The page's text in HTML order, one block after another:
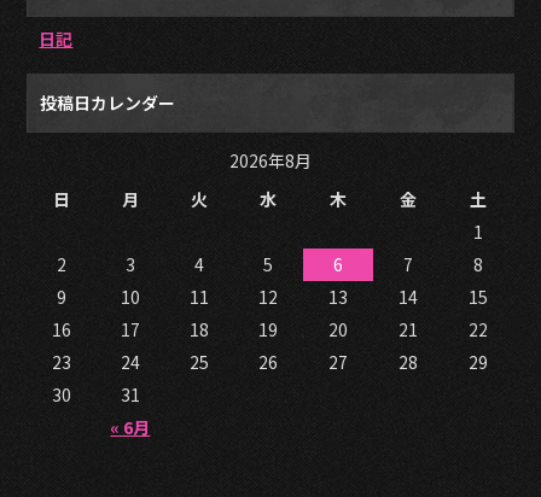
日記
投稿日カレンダー
2026年8月
日
月 火 水 木 金 土
« 6月
1
2
3 4 5 6 7
8
9
10 11 12 13 14
15
16
17 18 19 20 21
22
23
24 25 26 27 28
29
30
31